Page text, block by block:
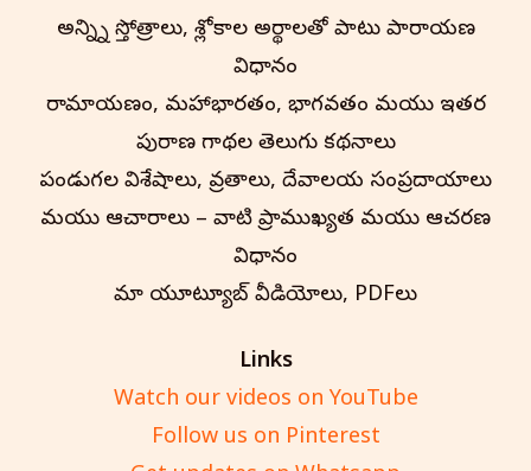
అన్న్ని స్తోత్రాలు, శ్లోకాల అర్థాలతో పాటు పారాయణ
విధానం
రామాయణం, మహాభారతం, భాగవతం మరియు ఇతర
పురాణ గాథల తెలుగు కథనాలు
పండుగల విశేషాలు, వ్రతాలు, దేవాలయ సంప్రదాయాలు
మరియు ఆచారాలు – వాటి ప్రాముఖ్యత మరియు ఆచరణ
విధానం
మా యూట్యూబ్ వీడియోలు, PDFలు
Links
Watch our videos on YouTube
Follow us on Pinterest